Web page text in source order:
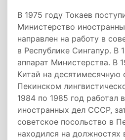
В 1975 году Токаев
Министерство
направлен на работу в
в Республике Сингапур. В
аппарат Министерства. В
Китай на десятимесячную
Пекинском
1984 по 1985 год работал
иностранных дел СССР,
советское посольство в
находился на должностях